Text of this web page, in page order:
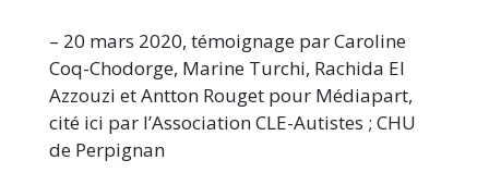
– 20 mars 2020, témoignage par Caroline
Coq-Chodorge, Marine Turchi, Rachida El
Azzouzi et Antton Rouget pour Médiapart,
cité ici par l’Association CLE-Autistes ; CHU
de Perpignan